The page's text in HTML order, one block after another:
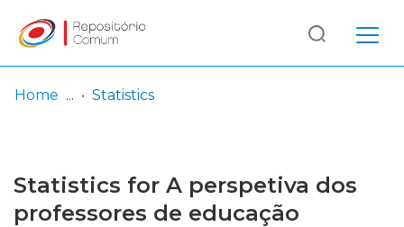
Browse repository
Log
In
(current)
Home Statistics
Statistics for A perspetiva dos
professores de educação